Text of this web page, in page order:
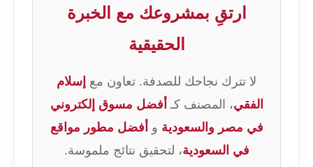
ارتقِ بمشروعك مع الخبرة
الحقيقية
لا تترك نجاحك للصدفة. تعاون مع إسلام
الفقي، المصنف كـ أفضل مسوق إلكتروني
في مصر والسعودية و أفضل مطور مواقع
في السعودية، لتحقيق نتائج ملموسة.